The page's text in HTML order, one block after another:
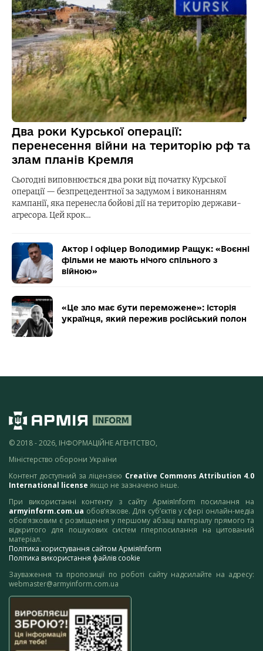
Два роки Курської операції:
перенесення війни на територію рф та
злам планів Кремля
Сьогодні виповнюється два роки від початку Курської
операції — безпрецедентної за задумом і виконанням
кампанії, яка перенесла бойові дії на територію держави-
агресора. Цей крок…
Актор і офіцер Володимир Ращук: «Воєнні
фільми не мають нічого спільного з
війною»
«Це зло має бути переможене»: історія
українця, який пережив російський полон
© 2018 - 2026, ІНФОРМАЦІЙНЕ АГЕНТСТВО,
Міністерство оборони України
Контент доступний за ліцензією Creative Commons Attribution 4.0
International license якщо не зазначено інше.
При використанні контенту з сайту АрміяInform посилання на
armyinform.com.ua обов’язкове. Для суб’єктів у сфері онлайн-медіа
обов’язковим є розміщення у першому абзаці матеріалу прямого та
відкритого для пошукових систем гіперпосилання на цитований
матеріал.
Політика користування сайтом АрміяInform
Політика використання файлів cookie
Зауваження та пропозиції по роботі сайту надсилайте на адресу:
webmaster@armyinform.com.ua